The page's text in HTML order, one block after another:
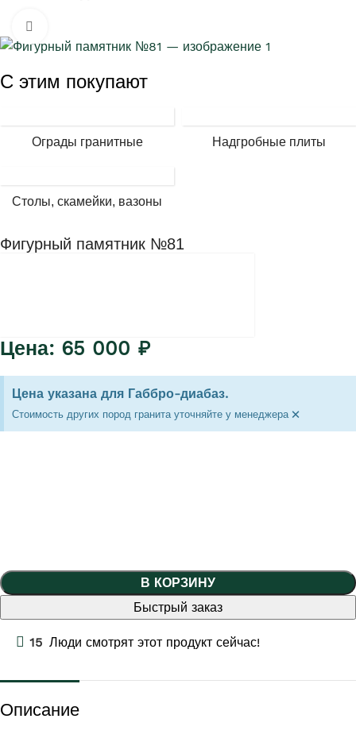
С этим покупают
Ограды гранитные Надгробные плиты
Столы, скамейки, вазоны
Фигурный памятник №81
65 000 ₽
Цена указана для Габбро-диабаз.
Стоимость других пород гранита уточняйте у менеджера ×
В КОРЗИНУ
Быстрый заказ
15 Люди смотрят этот продукт сейчас!
Описание